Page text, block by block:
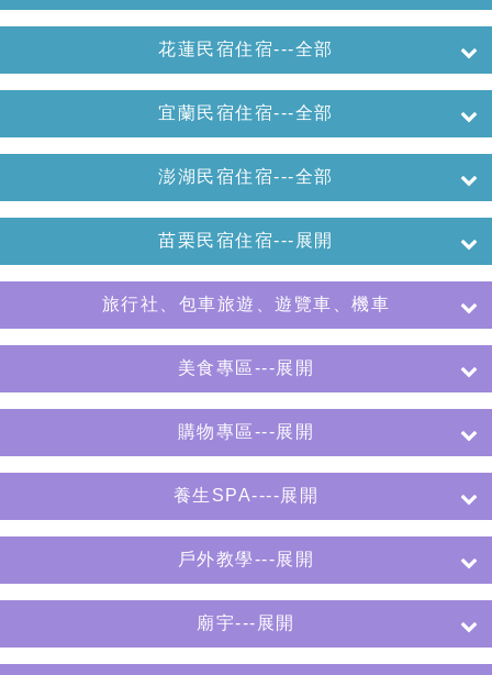
花蓮民宿住宿---全部
宜蘭民宿住宿---全部
澎湖民宿住宿---全部
苗栗民宿住宿---展開
旅行社、包車旅遊、遊覽車、機車
美食專區---展開
購物專區---展開
養生SPA----展開
戶外教學---展開
廟宇---展開